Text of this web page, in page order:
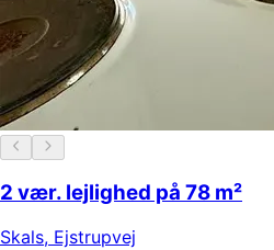
2 vær. lejlighed på 78 m²
Skals, Ejstrupvej